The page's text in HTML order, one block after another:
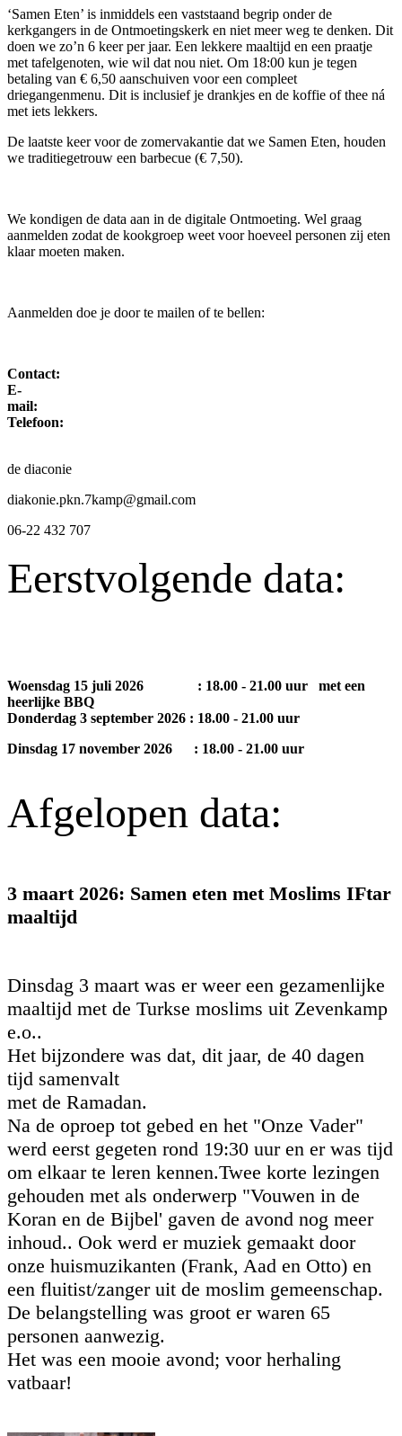
‘Samen Eten’ is inmiddels een vaststaand begrip onder de
kerkgangers in de Ontmoetingskerk en niet meer weg te denken. Dit
doen we zo’n 6 keer per jaar. Een lekkere maaltijd en een praatje
met tafelgenoten, wie wil dat nou niet. Om 18:00 kun je tegen
betaling van € 6,50 aanschuiven voor een compleet
driegangenmenu. Dit is inclusief je drankjes en de koffie of thee ná
met iets lekkers.
De laatste keer voor de zomervakantie dat we Samen Eten, houden
we traditiegetrouw een barbecue (€ 7,50).
We kondigen de data aan in de digitale Ontmoeting. Wel graag
aanmelden zodat de kookgroep weet voor hoeveel personen zij eten
klaar moeten maken.
Aanmelden doe je door te mailen of te bellen:
Contact:
E-
mail:
Telefoon:
de diaconie
diakonie.pkn.7kamp@gmail.com
06-22 432 707
Eerstvolgende data:
Woensdag 15 juli 2026 : 18.00 - 21.00 uur met een
heerlijke BBQ
Donderdag 3 september 2026 : 18.00 - 21.00 uur
Dinsdag 17 november 2026 : 18.00 - 21.00 uur
Afgelopen data:
3 maart 2026: Samen eten met Moslims IFtar
maaltijd
Dinsdag 3 maart was er weer een gezamenlijke
maaltijd met de Turkse moslims uit Zevenkamp
e.o..
Het bijzondere was dat, dit jaar, de 40 dagen
tijd samenvalt
met de Ramadan.
Na de oproep tot gebed en het "Onze Vader"
werd eerst gegeten rond 19:30 uur en er was tijd
om elkaar te leren kennen.Twee korte lezingen
gehouden met als onderwerp "Vouwen in de
Koran en de Bijbel' gaven de avond nog meer
inhoud.. Ook werd er muziek gemaakt door
onze huismuzikanten (Frank, Aad en Otto) en
een fluitist/zanger uit de moslim gemeenschap.
De belangstelling was groot er waren 65
personen aanwezig.
Het was een mooie avond; voor herhaling
vatbaar!